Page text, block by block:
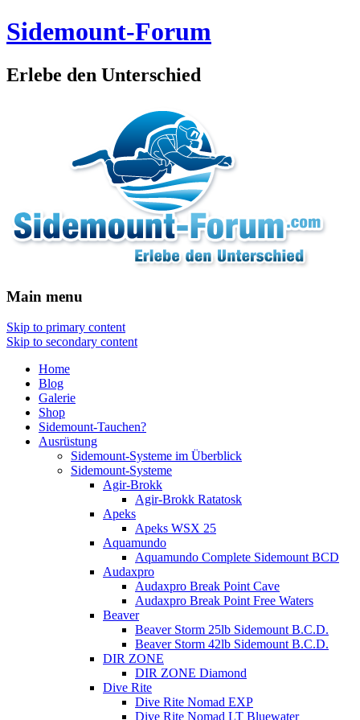
Sidemount-Forum
Erlebe den Unterschied
Main menu
Skip to primary content
Skip to secondary content
Home
Blog
Galerie
Shop
Sidemount-Tauchen?
Ausrüstung
Sidemount-Systeme im Überblick
Sidemount-Systeme
Agir-Brokk
Agir-Brokk Ratatosk
Apeks
Apeks WSX 25
Aquamundo
Aquamundo Complete Sidemount BCD
Audaxpro
Audaxpro Break Point Cave
Audaxpro Break Point Free Waters
Beaver
Beaver Storm 25lb Sidemount B.C.D.
Beaver Storm 42lb Sidemount B.C.D.
DIR ZONE
DIR ZONE Diamond
Dive Rite
Dive Rite Nomad EXP
Dive Rite Nomad LT Bluewater